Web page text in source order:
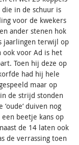
in de schuur is
voor de kwekers
ander stenen hok
jaarlingen terwijl op
ook voor Ad is het
Toen hij deze op
had hij hele
maar op
de strijd stonden
duiven nog
beetje kans op
de 14 laten ook
de verrassing toen